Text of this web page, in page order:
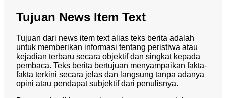
Tujuan News Item Text
Tujuan dari news item text alias teks berita adalah
untuk memberikan informasi tentang peristiwa atau
kejadian terbaru secara objektif dan singkat kepada
pembaca. Teks berita bertujuan menyampaikan fakta-
fakta terkini secara jelas dan langsung tanpa adanya
opini atau pendapat subjektif dari penulisnya.